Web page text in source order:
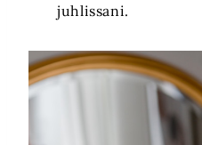
juhlissani.